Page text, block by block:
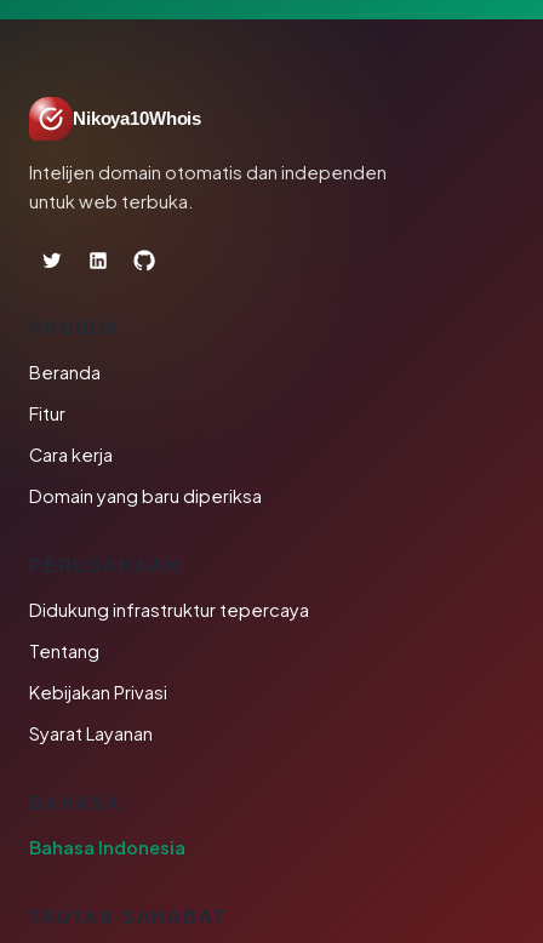
Nikoya10Whois
Intelijen domain otomatis dan independen
untuk web terbuka.
PRODUK
Beranda
Fitur
Cara kerja
Domain yang baru diperiksa
PERUSAHAAN
Didukung infrastruktur tepercaya
Tentang
Kebijakan Privasi
Syarat Layanan
BAHASA
Bahasa Indonesia
TAUTAN SAHABAT